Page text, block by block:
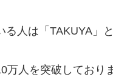
人は「TAKUYA」
万人を突破しており